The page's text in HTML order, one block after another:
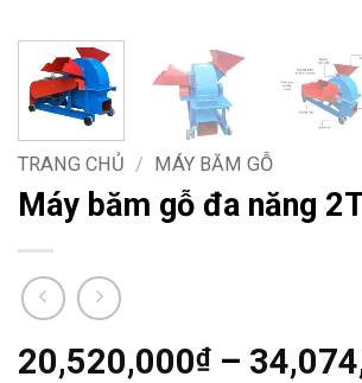
TRANG CHỦ / MÁY BĂM GỖ
Máy băm gỗ đa năng
20,520,000₫ –